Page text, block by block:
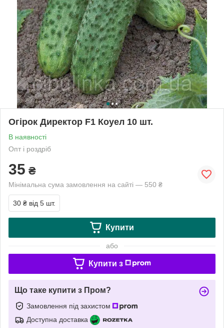
Огірок Директор F1 Коуел 10 шт.
В наявності
Опт і роздріб
35 ₴
Мінімальна сума замовлення на сайті — 550 ₴
30 ₴ від 5 шт.
Купити
або
Купити з
Що таке купити з Пром?
Замовлення під захистом
Доступна доставка